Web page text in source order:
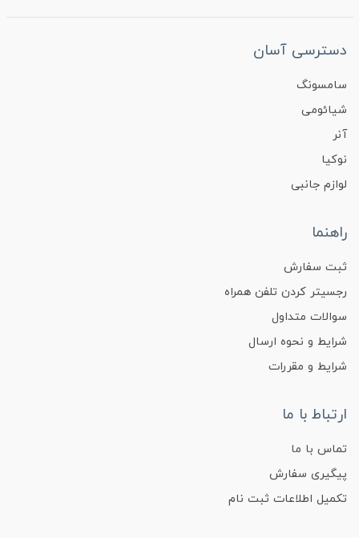
دسترسی آسان
سامسونگ
شیائومی
آنر
نوکیا
لوازم جانبی
راهنما
ثبت سفارش
رجسیتر کردن تلفن همراه
سوالات متداول
شرایط و نحوه ارسال
شرایط و مقررات
ارتباط با ما
تماس با ما
پیگیری سفارش
تکمیل اطلاعات ثبت نام